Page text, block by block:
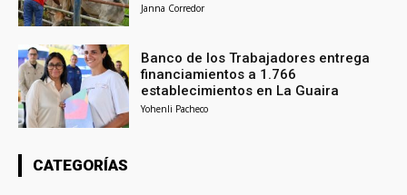
Janna Corredor
Banco de los Trabajadores entrega
financiamientos a 1.766
establecimientos en La Guaira
Yohenli Pacheco
CATEGORÍAS